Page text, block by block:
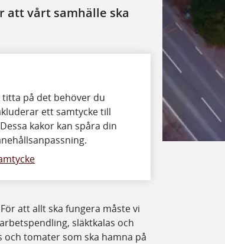
att vårt samhälle ska
på det behöver du
ett samtycke till
kakor kan spåra din
att allt ska fungera måste vi
släktkalas och
och tomater som ska hamna på